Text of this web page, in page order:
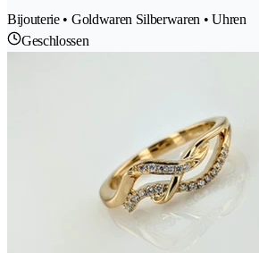
Bijouterie • Goldwaren Silberwaren • Uhren
Geschlossen